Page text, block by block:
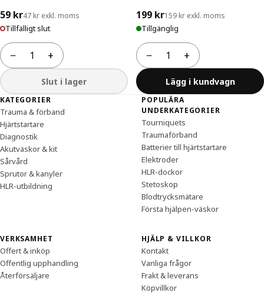
59 kr47 kr exkl. moms
Tillfälligt slut
−
Antal +
Slut i lager
199 kr159 kr exkl. moms
Tillgänglig
−
Antal +
Lägg i kundvagn
Sidfot
KATEGORIER
Trauma & förband
Hjärtstartare
Diagnostik
Akutväskor & kit
Sårvård
Sprutor & kanyler
HLR-utbildning
POPULÄRA
UNDERKATEGORIER
Tourniquets
Traumaförband
Batterier till hjärtstartare
Elektroder
HLR-dockor
Stetoskop
Blodtrycksmätare
Första hjälpen-väskor
VERKSAMHET
Offert & inköp
Offentlig upphandling
Återförsäljare
HJÄLP & VILLKOR
Kontakt
Vanliga frågor
Frakt & leverans
Köpvillkor